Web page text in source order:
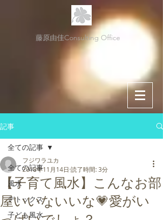
藤原由佳Consulting Office
記事
全ての記事
風水
デトックス
子ども風水
全ての記事
【子育て風水】こんなお部
屋いいないいな💗愛がい
フジワラユカ
2018年11月14日 読了時間: 3分